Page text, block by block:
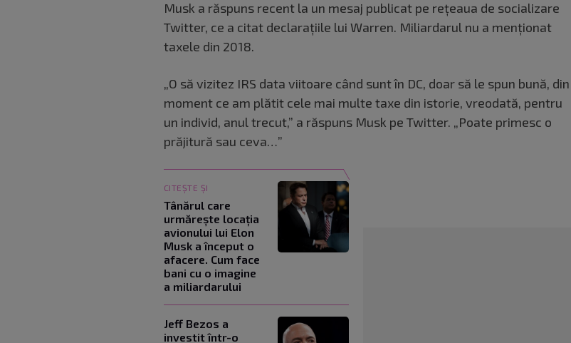
Musk a răspuns recent la un mesaj publicat pe rețeaua de socializare
Twitter, ce a citat declarațiile lui Warren. Miliardarul nu a menționat
taxele din 2018.
„O să vizitez IRS data viitoare când sunt în DC, doar să le spun bună, din
moment ce am plătit cele mai multe taxe din istorie, vreodată, pentru
un individ, anul trecut,” a răspuns Musk pe Twitter. „Poate primesc o
prăjitură sau ceva…”
CITEȘTE ȘI
Tânărul care
urmărește locația
avionului lui Elon
Musk a început o
afacere. Cum face
bani cu o imagine
a miliardarului
Jeff Bezos a
investit într-o